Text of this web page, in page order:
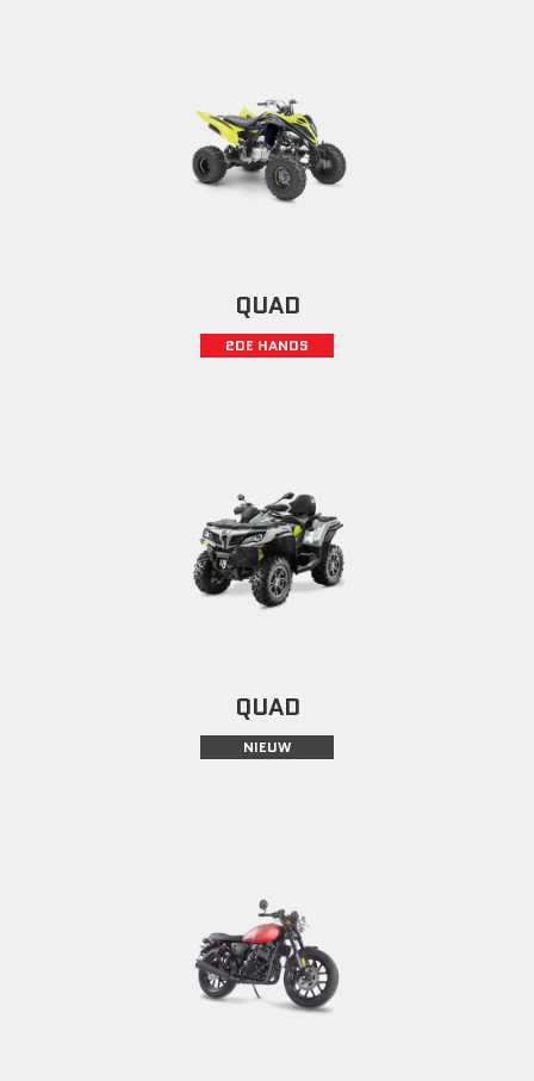
QUAD
2DE HANDS
QUAD
NIEUW